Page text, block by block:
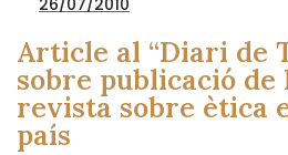
26/07/2010
Article al “Diari de
sobre publicació
revista sobre ètica
país